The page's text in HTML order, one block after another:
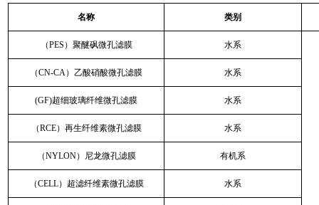
名称 类别
（PES）聚醚砜微孔滤膜 水系
（CN-CA）乙酸硝酸微孔滤膜 水系
(GF)超细玻璃纤维微孔滤膜 水系
（RCE）再生纤维素微孔滤膜 水系
（NYLON）尼龙微孔滤膜 有机系
（CELL）超滤纤维素微孔滤膜 水系